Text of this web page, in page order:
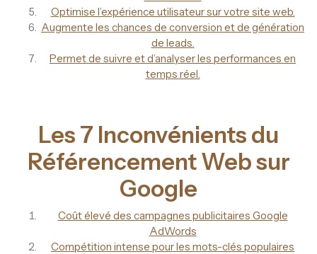
Optimise l’expérience utilisateur sur votre site web.
Augmente les chances de conversion et de génération
de leads.
Permet de suivre et d’analyser les performances en
temps réel.
Les 7 Inconvénients du
Référencement Web sur
Google
Coût élevé des campagnes publicitaires Google
AdWords
Compétition intense pour les mots-clés populaires